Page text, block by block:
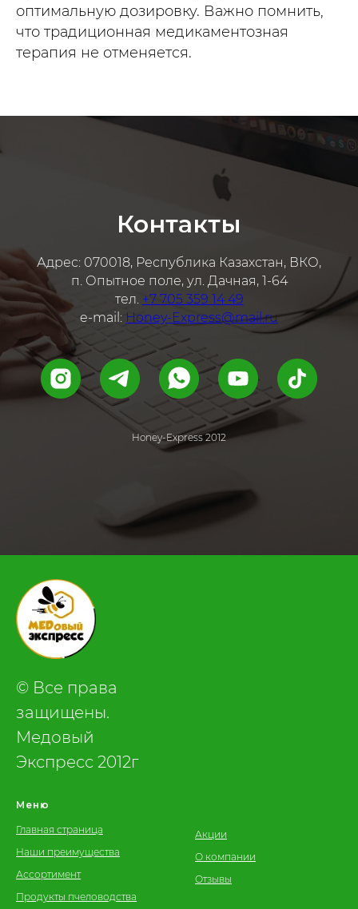
оптимальную дозировку. Важно помнить,
что традиционная медикаментозная
терапия не отменяется.
Контакты
Адрес: 070018, Республика Казахстан, ВКО,
п. Опытное поле, ул. Дачная, 1-64
тел. +7 705 359 14 49
e-mail: Honey-Express@mail.ru
Honey-Express 2012
© Все права
защищены.
Медовый
Экспресс 2012г
Меню
Главная страница
Наши преимущества
Ассортимент
Продукты пчеловодства
Акции
О компании
Отзывы